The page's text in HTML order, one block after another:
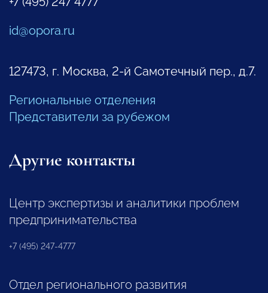
id@opora.ru
127473, г. Москва, 2-й Самотечный пер., д.7.
Региональные отделения
Представители за рубежом
Другие контакты
Центр экспертизы и аналитики проблем
предпринимательства
+7 (495) 247-4777
Отдел регионального развития